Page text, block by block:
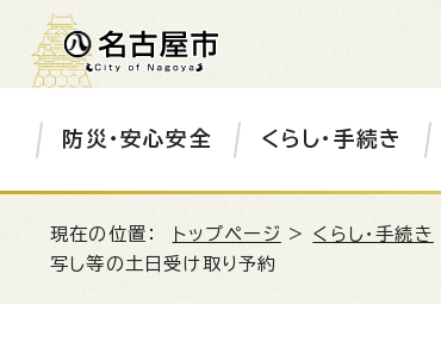
防災・安心安全 くらし・手続き
現在の位置： トップページ > くらし・手続き
写し等の土日受け取り予約